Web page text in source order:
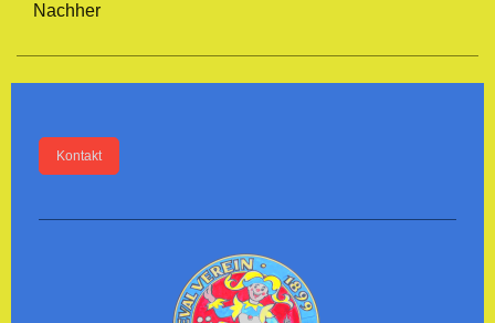
Nachher
Kontakt